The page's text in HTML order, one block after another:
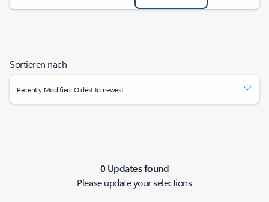
Sortieren nach
Recently Modified: Oldest to newest
0 Updates found
Please update your selections